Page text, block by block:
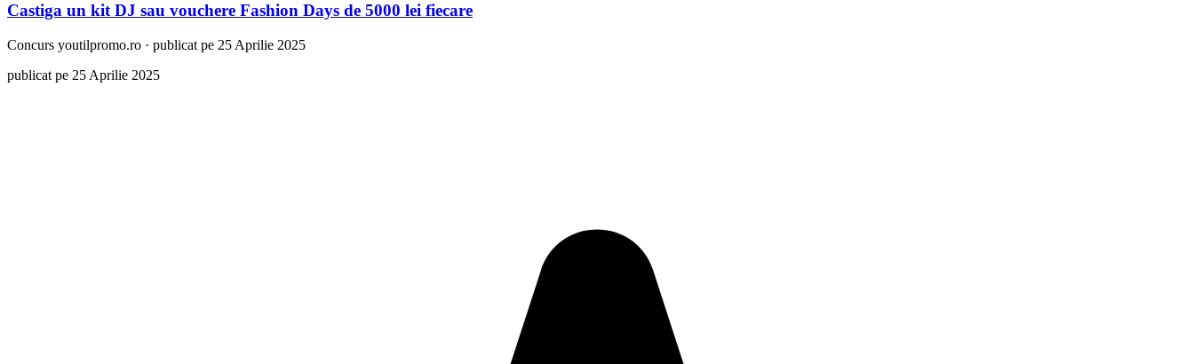
Castiga un kit DJ sau vouchere Fashion Days de 5000 lei fiecare
Concurs youtilpromo.ro · publicat pe 25 Aprilie 2025
publicat pe 25 Aprilie 2025